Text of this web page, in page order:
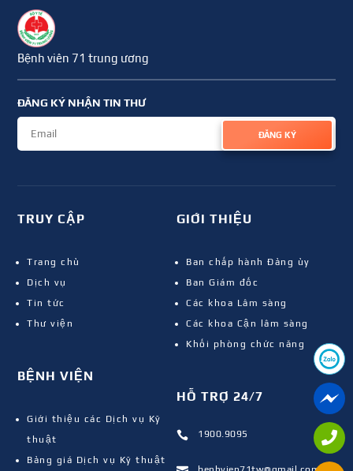
Bệnh viên 71 trung ương
ĐĂNG KÝ NHẬN TIN THƯ
ĐĂNG KÝ
TRUY CẬP
Trang chủ
Dịch vụ
Tin tức
Thư viện
BỆNH VIỆN
Giới thiệu các Dịch vụ Kỹ
thuật
Bảng giá Dịch vụ Kỹ thuật
GIỚI THIỆU
Ban chấp hành Đảng ủy
Ban Giám đốc
Các khoa Lâm sàng
Các khoa Cận lâm sàng
Khối phòng chức năng
HỖ TRỢ 24/7
 1900.9095